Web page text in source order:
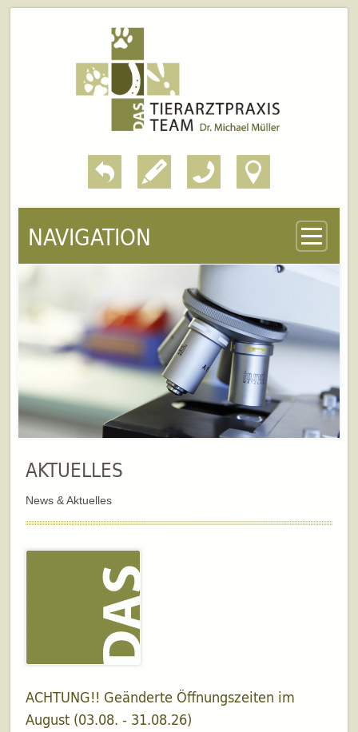
NAVIGATION
AKTUELLES
News & Aktuelles
ACHTUNG!! Geänderte Öffnungszeiten im
August (03.08. - 31.08.26)